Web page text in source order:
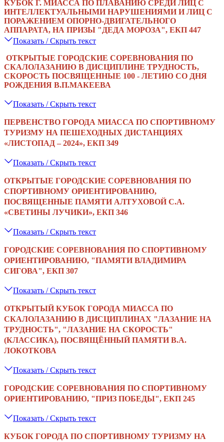
КУБОК Г. МИАССА ПО ПЛАВАНИЮ СРЕДИ ЛИЦ С
ИНТЕЛЛЕКТУАЛЬНЫМИ НАРУШЕНИЯМИ И ЛИЦ С
ПОРАЖЕНИЕМ ОПОРНО-ДВИГАТЕЛЬНОГО
АППАРАТА, НА ПРИЗЫ "ДЕДА МОРОЗА", ЕКП 447
Показать / Скрыть текст
ОТКРЫТЫЕ ГОРОДСКИЕ СОРЕВНОВАНИЯ ПО
СКАЛОЛАЗАНИЮ В ДИСЦИПЛИНЕ ТРУДНОСТЬ,
СКОРОСТЬ ПОСВЯЩЕННЫЕ 100 - ЛЕТИЮ СО ДНЯ
РОЖДЕНИЯ В.П.МАКЕЕВА
Показать / Скрыть текст
ПЕРВЕНСТВО ГОРОДА МИАССА ПО СПОРТИВНОМУ
ТУРИЗМУ НА ПЕШЕХОДНЫХ ДИСТАНЦИЯХ
«ЛИСТОПАД – 2024», ЕКП 349
Показать / Скрыть текст
ОТКРЫТЫЕ ГОРОДСКИЕ СОРЕВНОВАНИЯ ПО
СПОРТИВНОМУ ОРИЕНТИРОВАНИЮ,
ПОСВЯЩЕННЫЕ ПАМЯТИ АЛТУХОВОЙ С.А.
«СВЕТИНЫ ЛУЧИКИ», ЕКП 346
Показать / Скрыть текст
ГОРОДСКИЕ СОРЕВНОВАНИЯ ПО СПОРТИВНОМУ
ОРИЕНТИРОВАНИЮ, "ПАМЯТИ ВЛАДИМИРА
СИГОВА", ЕКП 307
Показать / Скрыть текст
ОТКРЫТЫЙ КУБОК ГОРОДА МИАССА ПО
СКАЛОЛАЗАНИЮ В ДИСЦИПЛИНАХ "ЛАЗАНИЕ НА
ТРУДНОСТЬ", "ЛАЗАНИЕ НА СКОРОСТЬ"
(КЛАССИКА), ПОСВЯЩЁННЫЙ ПАМЯТИ В.А.
ЛОКОТКОВА
Показать / Скрыть текст
ГОРОДСКИЕ СОРЕВНОВАНИЯ ПО СПОРТИВНОМУ
ОРИЕНТИРОВАНИЮ, "ПРИЗ ПОБЕДЫ", ЕКП 245
Показать / Скрыть текст
КУБОК ГОРОДА ПО СПОРТИВНОМУ ТУРИЗМУ НА